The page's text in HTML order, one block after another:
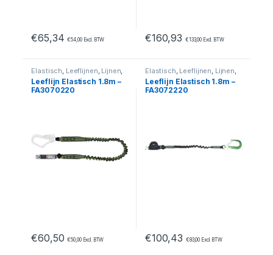
€65,34 €54,00Excl. BTW €160,93 €133,00Excl. BTW
Elastisch Leeflijnen Lijnen
Valbeveiliging
Leeflijn Elastisch 1.8m –
FA3070220
€60,50 €50,00Excl. BTW
Elastisch Leeflijnen Lijnen
Valbeveiliging
Leeflijn Elastisch 1.8m –
FA3072220
€100,43 €83,00 Excl. BTW